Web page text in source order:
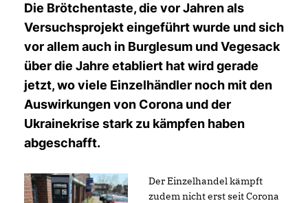
Die Brötchentaste, die vor Jahren als
Versuchsprojekt eingeführt wurde und sich
vor allem auch in Burglesum und Vegesack
über die Jahre etabliert hat wird gerade
jetzt, wo viele Einzelhändler noch mit den
Auswirkungen von Corona und der
Ukrainekrise stark zu kämpfen haben
abgeschafft.
Der Einzelhandel kämpft
zudem nicht erst seit Corona